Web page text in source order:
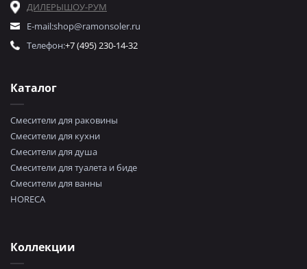
Каталог
Смесители для раковины
Смесители для кухни
Смесители для душа
Смесители для туалета и биде
Смесители для ванны
HORECA
Коллекции
ДИЛЕРЫШОУ-РУМ
E-mail:shop@ramonsoler.ru
Телефон:+7 (495) 230-14-32